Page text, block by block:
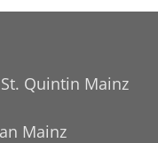
Quintin Mainz
Mainz